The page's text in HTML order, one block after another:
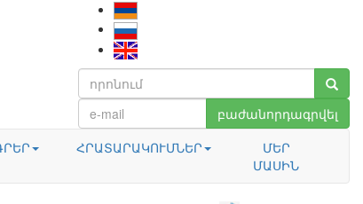
բաժանորդագրվել
ՀՐԱՏԱՐԱԿՈՒՄՆԵՐ
ՄԵՐ
ՄԱՍԻՆ